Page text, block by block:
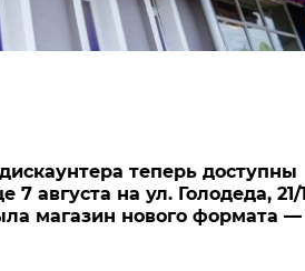
теперь доступны
августа на ул. Голодеда, 21/1
магазин нового формата —